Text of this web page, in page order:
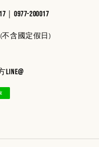
｜0977-200017
不含國定假日)
line@